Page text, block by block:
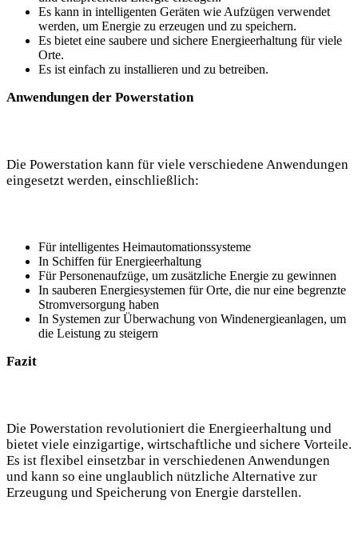
Es kann in intelligenten Geräten wie Aufzügen verwendet
werden, um Energie zu erzeugen und zu speichern.
Es bietet eine saubere und sichere Energieerhaltung für viele
Orte.
Es ist einfach zu installieren und zu betreiben.
Anwendungen der Powerstation
Die Powerstation kann für viele verschiedene Anwendungen
eingesetzt werden, einschließlich:
Für intelligentes Heimautomationssysteme
In Schiffen für Energieerhaltung
Für Personenaufzüge, um zusätzliche Energie zu gewinnen
In sauberen Energiesystemen für Orte, die nur eine begrenzte
Stromversorgung haben
In Systemen zur Überwachung von Windenergieanlagen, um
die Leistung zu steigern
Fazit
Die Powerstation revolutioniert die Energieerhaltung und
bietet viele einzigartige, wirtschaftliche und sichere Vorteile.
Es ist flexibel einsetzbar in verschiedenen Anwendungen
und kann so eine unglaublich nützliche Alternative zur
Erzeugung und Speicherung von Energie darstellen.